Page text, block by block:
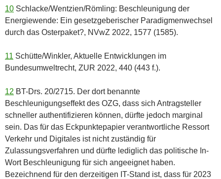
10 Schlacke/Wentzien/Römling: Beschleunigung der
Energiewende: Ein gesetzgeberischer Paradigmenwechsel
durch das Osterpaket?, NVwZ 2022, 1577 (1585).
11 Schütte/Winkler, Aktuelle Entwicklungen im
Bundesumweltrecht, ZUR 2022, 440 (443 f.).
12 BT-Drs. 20/2715. Der dort benannte
Beschleunigungseffekt des OZG, dass sich Antragsteller
schneller authentifizieren können, dürfte jedoch marginal
sein. Das für das Eckpunktepapier verantwortliche Ressort
Verkehr und Digitales ist nicht zuständig für
Zulassungsverfahren und dürfte lediglich das politische In-
Wort Beschleunigung für sich angeeignet haben.
Bezeichnend für den derzeitigen IT-Stand ist, dass für 2023